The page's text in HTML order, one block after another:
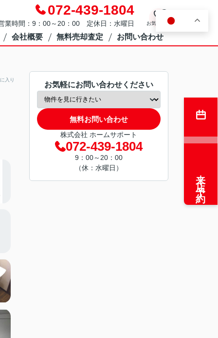
072-439-1804
業時間：9：00～20：00 定休日：水曜日 お気に入り
会社概要 無料売却査定 お問い合わせ
入り
お気軽にお問い合わせください
無料お問い合わせ
株式会社 ホームサポート
072-439-1804
9：00～20：00
（休：水曜日）
来店予約